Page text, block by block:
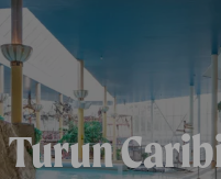
Turun